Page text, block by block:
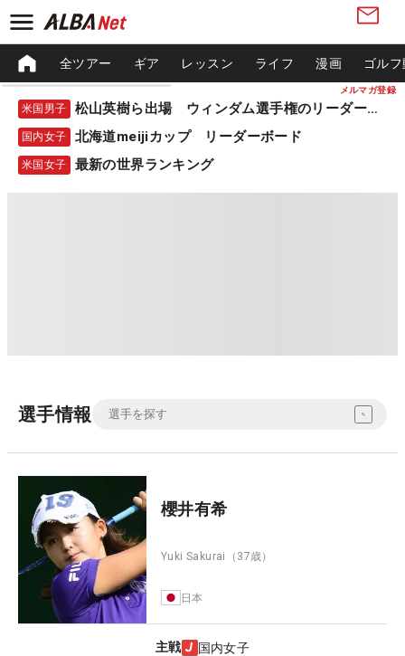
メルマガ登録
全ツアー ギア レッスン ライフ 漫画 ゴル
米国男子 松山英樹ら出場 ウィンダム選手権のリーダーボード
国内女子 北海道meijiカップ リーダーボード
米国女子 最新の世界ランキング
選手情報
櫻井有希
Yuki Sakurai （37歳）
日本
主戦 国内女子